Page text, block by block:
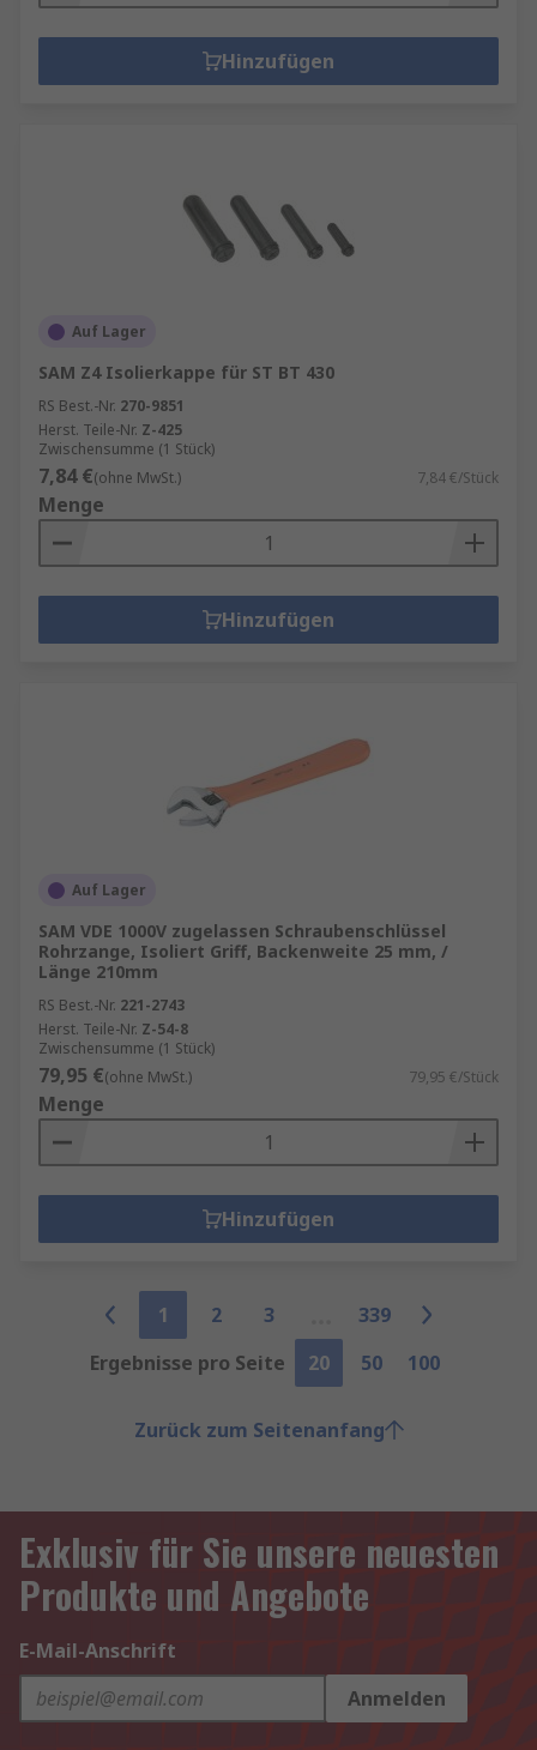
Hinzufügen
Auf Lager
SAM Z4 Isolierkappe für ST BT 430
RS Best.-Nr. 270-9851
Herst. Teile-Nr. Z-425
Zwischensumme (1 Stück)
7,84 €(ohne MwSt.) 7,84 €/Stück
Menge
Hinzufügen
Auf Lager
SAM VDE 1000V zugelassen Schraubenschlüssel
Rohrzange, Isoliert Griff, Backenweite 25 mm, /
Länge 210mm
RS Best.-Nr. 221-2743
Herst. Teile-Nr. Z-54-8
Zwischensumme (1 Stück)
79,95 €(ohne MwSt.) 79,95 €/Stück
Menge
Hinzufügen
1 2 3
339
Ergebnisse pro Seite
20 50 100
Zurück zum Seitenanfang
Exklusiv für Sie unsere neuesten
Produkte und Angebote
E-Mail-Anschrift
Anmelden